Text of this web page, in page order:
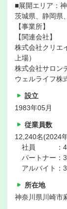
■展開エリア：
茨城県、静岡県
【事業所】
【関連会社】
株式会社クリエ
上場）
株式会社サロン
ウェルライフ株
設立
1983年05月
従業員数
12,240名(2024
社員 ：
パートナー：
アルバイト：
所在地
神奈川県川崎市